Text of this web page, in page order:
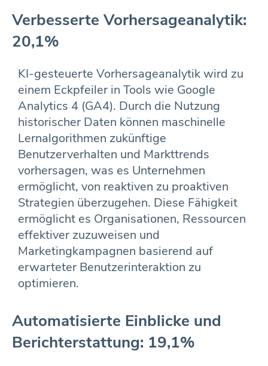
Verbesserte Vorhersageanalytik:
20,1%
KI-gesteuerte Vorhersageanalytik wird zu
einem Eckpfeiler in Tools wie Google
Analytics 4 (GA4). Durch die Nutzung
historischer Daten können maschinelle
Lernalgorithmen zukünftige
Benutzerverhalten und Markttrends
vorhersagen, was es Unternehmen
ermöglicht, von reaktiven zu proaktiven
Strategien überzugehen. Diese Fähigkeit
ermöglicht es Organisationen, Ressourcen
effektiver zuzuweisen und
Marketingkampagnen basierend auf
erwarteter Benutzerinteraktion zu
optimieren.
Automatisierte Einblicke und
Berichterstattung: 19,1%